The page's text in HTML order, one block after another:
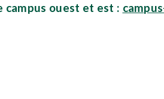
campus ouest et est :